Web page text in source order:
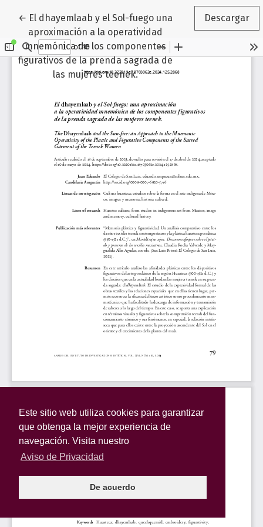
Este sitio web utiliza cookies para garantizar
que obtenga la mejor experiencia de
navegación. Visita nuestro
Aviso de Privacidad
De acuerdo
← Volver a los detalles del artículo
El dhayemlaab y el Sol-fuego una
aproximación a la operatividad
mnemónica de los componentes
figurativos de la prenda sagrada de
las mujeres teenek.
Descargar